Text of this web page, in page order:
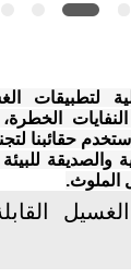
لتطبيقات
حقائبنا
والصديقة
الملوث.